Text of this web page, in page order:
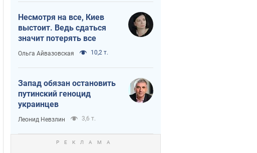
Несмотря на все, Киев
выстоит. Ведь сдаться
значит потерять все
Ольга Айвазовская 10,2 т.
Запад обязан остановить
путинский геноцид
украинцев
Леонид Невзлин 3,6 т.